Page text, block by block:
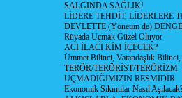
SALGINDA SAĞLIK!
LİDERE TEHDİT, LİDERLERE
DEVLETTE (Yönetim de)
Rüyada Uçmak Güzel Oluyor
ACI İLACI KİM İÇECEK?
Ümmet Bilinci, Vatandaşlık
TERÖR/TERÖRİST/TERÖRİZM
UÇMADIĞIMIZIN RESMİDİR
Ekonomik Sıkıntılar Nasıl